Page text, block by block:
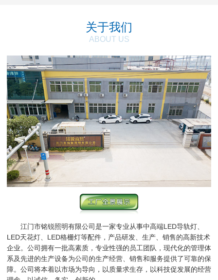
关于我们
ABOUT US
江门市铭锐照明有限公司是一家专业从事中高端LED导轨灯、
LED天花灯、LED格栅灯等配件，产品研发、生产、销售的高新技术
企业。公司拥有一批高素质，专业性强的员工团队，现代化的管理体
系及先进的生产设备为公司的生产经营、销售和服务提供了可靠的保
障。公司将本着以市场为导向，以质量求生存，以科技促发展的经营